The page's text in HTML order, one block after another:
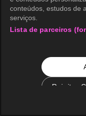
conteúdos, estudos de
serviços.
Lista de parceiros
Rejeitar